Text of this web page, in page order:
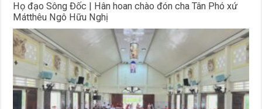
Họ đạo Sông Đốc | Hân hoan chào đón cha Tân Phó xứ
Mátthêu Ngô Hữu Nghị